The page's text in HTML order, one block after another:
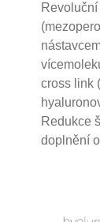
cross link
Redukce
doplnění